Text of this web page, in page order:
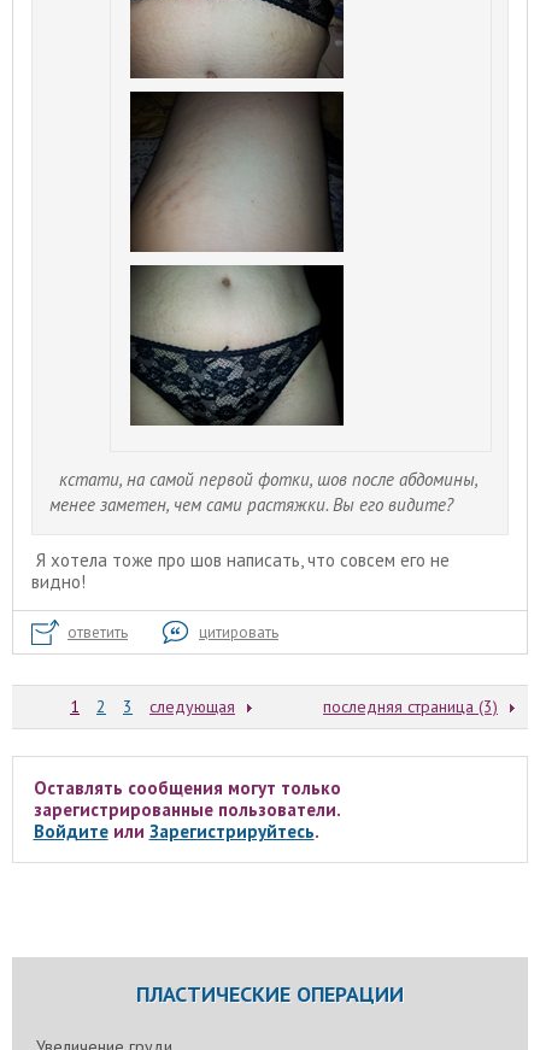
кстати, на самой первой фотки, шов после абдомины,
менее заметен, чем сами растяжки. Вы его видите?
Я хотела тоже про шов написать, что совсем его не
видно!
ответить цитировать
1 2 3 следующая последняя страница (3)
Оставлять сообщения могут только
зарегистрированные пользователи.
Войдитеили Зарегистрируйтесь.
ПЛАСТИЧЕСКИЕ ОПЕРАЦИИ